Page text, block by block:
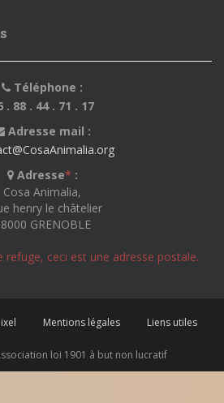
Téléphone :
. 88 . 44 . 71 . 17
Adresse mail :
Adresse* :
Cosa Animalia,
henry le châtelier
GRENOBLE
ceci est une adresse postale.
Mentions légales Liens utiles
loi 1901 à but non lucratif